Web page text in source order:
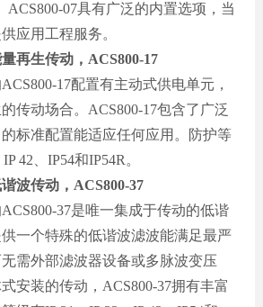
ACS800-07具有广泛的内置选项，当
应用工程服务。
再生传动， ACS800-17
17配置有主动式供电单元，
传动场合。ACS800-17包含了广泛
标准配置能适应任何应用。防护等
42、IP54和IP54R。
波传动， ACS800-37
37是唯一集成于传动的低谐
一个特殊的低谐波滤波能满足最严
需外部滤波器设备或多脉波变压
安装的传动，ACS800-37拥有丰富